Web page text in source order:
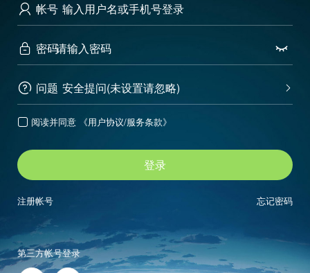
 帐号
 密码 
 问题 
安全提问(未设置请忽略)
 阅读并同意 《用户协议/服务条款》
登录
忘记密码
注册帐号
第三方帐号登录